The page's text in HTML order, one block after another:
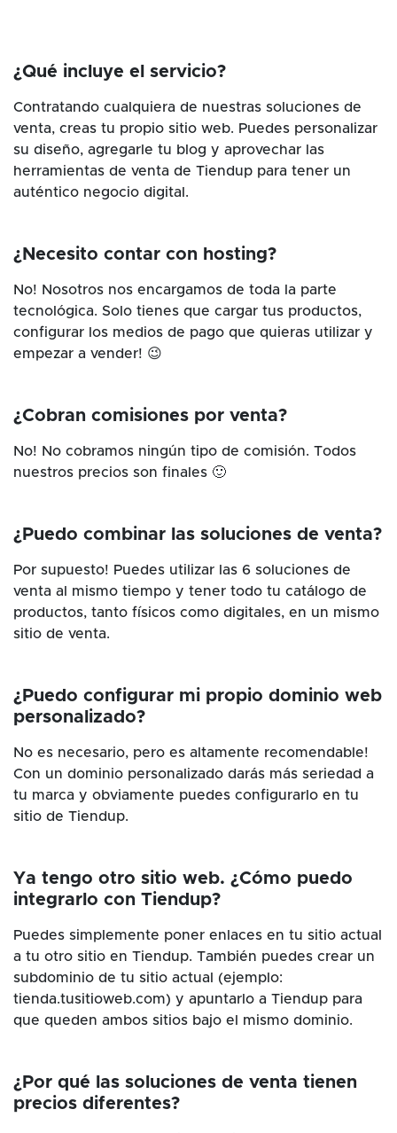
¿Qué incluye el servicio?
Contratando cualquiera de nuestras soluciones de
venta, creas tu propio sitio web. Puedes personalizar
su diseño, agregarle tu blog y aprovechar las
herramientas de venta de Tiendup para tener un
auténtico negocio digital.
¿Necesito contar con hosting?
No! Nosotros nos encargamos de toda la parte
tecnológica. Solo tienes que cargar tus productos,
configurar los medios de pago que quieras utilizar y
empezar a vender! 😉
¿Cobran comisiones por venta?
No! No cobramos ningún tipo de comisión. Todos
nuestros precios son finales 🙂
¿Puedo combinar las soluciones de venta?
Por supuesto! Puedes utilizar las 6 soluciones de
venta al mismo tiempo y tener todo tu catálogo de
productos, tanto físicos como digitales, en un mismo
sitio de venta.
¿Puedo configurar mi propio dominio web
personalizado?
No es necesario, pero es altamente recomendable!
Con un dominio personalizado darás más seriedad a
tu marca y obviamente puedes configurarlo en tu
sitio de Tiendup.
Ya tengo otro sitio web. ¿Cómo puedo
integrarlo con Tiendup?
Puedes simplemente poner enlaces en tu sitio actual
a tu otro sitio en Tiendup. También puedes crear un
subdominio de tu sitio actual (ejemplo:
tienda.tusitioweb.com) y apuntarlo a Tiendup para
que queden ambos sitios bajo el mismo dominio.
¿Por qué las soluciones de venta tienen
precios diferentes?